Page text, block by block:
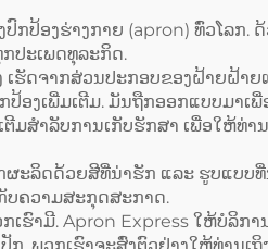
(Extended) ປະກອບດ້ວຍ
າແຜ່ນ (Canvas) ສີເຂັ້ມ
ນ: ສີເຂັ້ມຄືສີກາເຟ
Coffee) ແລະ ມີລະບົບປັບ
ະໜາດໄດ້ (Adjustable)
ກປ້ອງຮ່າງກາຍ (apron) ທົ່ວໂລກ
ປະເພດທຸລະກິດ.
ຮັດຈາກສ່ວນປະກອບຂອງຝ້າຍຝ້າ
ງເພີ່ມເຕີມ. ມັນຖືກອອກແບບມາເ
ສຳລັບການເກັບຮັກສາ ເພື່ອໃຫ້ທ່າ
ຜະລິດດ້ວຍສີທີ່ນ່າຮັກ ແລະ ຮູບແບ
ບຄວາມສະກຸດສະກາດ.
ຮົາມີ. Apron Express ໃຫ້ບໍລິກ